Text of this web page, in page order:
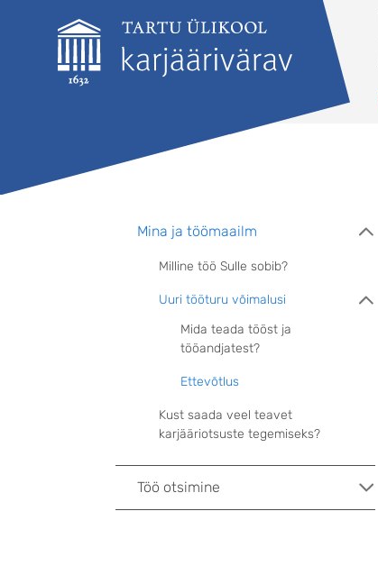
Mina ja töömaailm
Milline töö Sulle sobib?
Uuri tööturu võimalusi
Mida teada tööst ja
tööandjatest?
Ettevõtlus
Kust saada veel teavet
karjääriotsuste tegemiseks?
Töö otsimine